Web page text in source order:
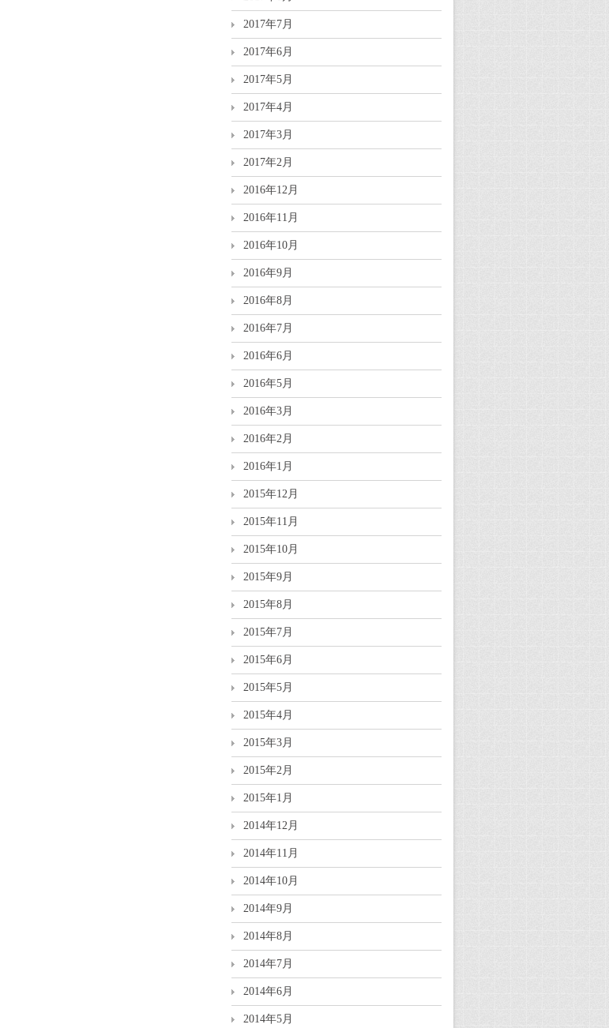
2017年7月
2017年6月
2017年5月
2017年4月
2017年3月
2017年2月
2016年12月
2016年11月
2016年10月
2016年9月
2016年8月
2016年7月
2016年6月
2016年5月
2016年3月
2016年2月
2016年1月
2015年12月
2015年11月
2015年10月
2015年9月
2015年8月
2015年7月
2015年6月
2015年5月
2015年4月
2015年3月
2015年2月
2015年1月
2014年12月
2014年11月
2014年10月
2014年9月
2014年8月
2014年7月
2014年6月
2014年5月